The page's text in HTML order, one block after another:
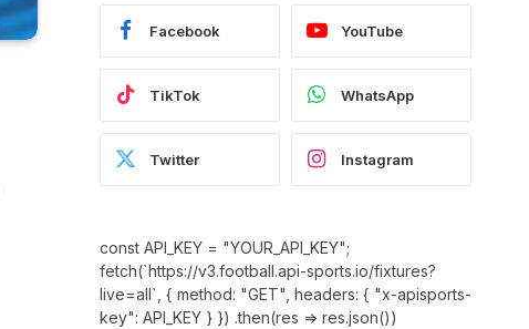
Facebook YouTube
TikTok WhatsApp
Twitter Instagram
const API_KEY = "YOUR_API_KEY";
fetch(`https://v3.football.api-sports.io/fixtures?
live=all`, { method: "GET", headers: { "x-apisports-
key": API_KEY } }) .then(res => res.json())